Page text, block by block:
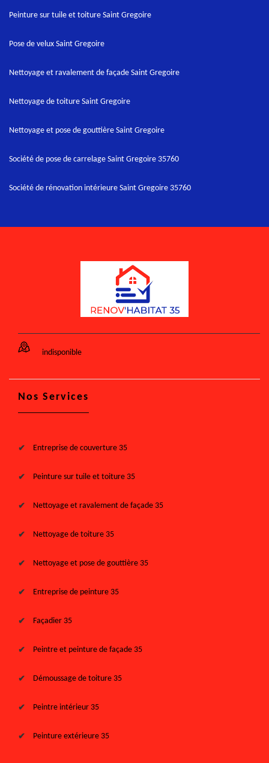
Peinture sur tuile et toiture Saint Gregoire
Pose de velux Saint Gregoire
Nettoyage et ravalement de façade Saint Gregoire
Nettoyage de toiture Saint Gregoire
Nettoyage et pose de gouttière Saint Gregoire
Société de pose de carrelage Saint Gregoire 35760
Société de rénovation intérieure Saint Gregoire 35760
indisponible
Nos Services
Entreprise de couverture 35
Peinture sur tuile et toiture 35
Nettoyage et ravalement de façade 35
Nettoyage de toiture 35
Nettoyage et pose de gouttière 35
Entreprise de peinture 35
Façadier 35
Peintre et peinture de façade 35
Démoussage de toiture 35
Peintre intérieur 35
Peinture extérieure 35